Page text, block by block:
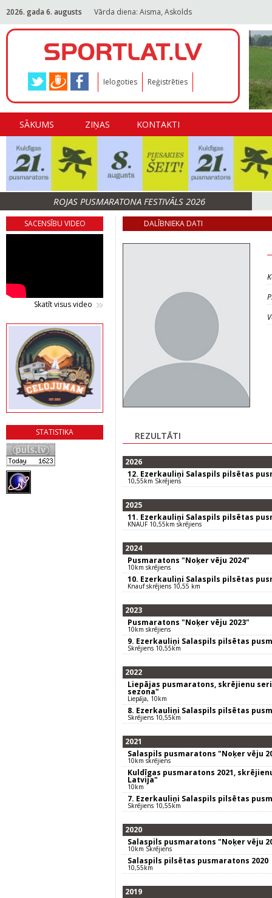
2026. gada 6. augusts Vārda diena: Aisma, Askolds
Ielogoties Reģistrēties
SĀKUMS ZIŅAS KONTAKTI
ROJAS PUSMARATONA FESTIVĀLS 2026
SACENSĪBU VIDEO
Skatīt visus video
STATISTIKA
DALĪBNIEKA DATI
REZULTĀTI
2026
12. Ezerkauliņi Salaspils pilsētas
10,55km Skrējiens
2025
11. Ezerkauliņi Salaspils pilsētas
KNAUF 10,55km skrējiens
2024
Pusmaratons "Noķer vēju 2024"
10km skrējiens
10. Ezerkauliņi Salaspils pilsētas
Knauf skrējiens 10,55 km
2023
Pusmaratons "Noķer vēju 2023"
10km skrējiens
9. Ezerkauliņi Salaspils pilsētas
Skrējiens 10,55km
2022
Liepājas pusmaratons, skrējienu
sezona"
Liepāja, 10km
8. Ezerkauliņi Salaspils pilsētas
Skrējiens 10,55km
2021
Salaspils pusmaratons "Noķer vēju
10km skrējiens
Kuldīgas pusmaratons 2021,
Latvija"
10km
7. Ezerkauliņi Salaspils pilsētas
Skrējiens 10,55km
2020
Salaspils pusmaratons "Noķer vēju
10km Skrējiens
Salaspils pilsētas pusmaratons 2020
10,55km
2019